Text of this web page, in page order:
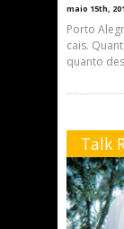
maio 15th,
Porto
cais.
quanto
Talk